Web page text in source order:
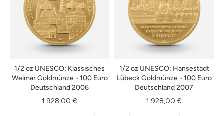
1/2 oz UNESCO: Klassisches
Weimar Goldmünze - 100 Euro
Deutschland 2006
1.928,00 €
1/2 oz UNESCO: Hansestadt
Lübeck Goldmünze - 100 Euro
Deutschland 2007
1.928,00 €